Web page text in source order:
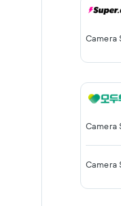
Camera
Camera
Camera